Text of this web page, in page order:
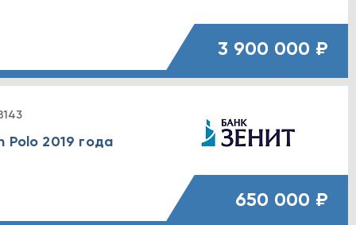
3 900 000 ₽
Polo 2019 года
650 000 ₽